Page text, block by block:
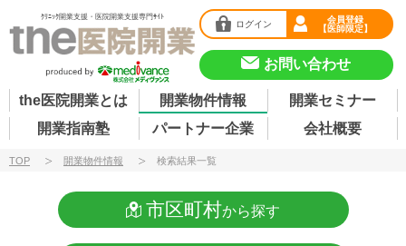
ｸﾘﾆｯｸ開業支援・医院開業支援専門ｻｲﾄ
ログイン
会員登録
【医師限定】
お問い合わせ
the医院開業とは 開業物件情報
開業セミナー
開業指南塾
パートナー企業 会社概要
TOP 開業物件情報 検索結果一覧
市区町村から探す